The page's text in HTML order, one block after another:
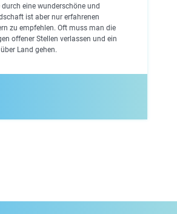
durch eine wunderschöne und
ist aber nur erfahrenen
zu empfehlen. Oft muss man die
offener Stellen verlassen und ein
Land gehen.